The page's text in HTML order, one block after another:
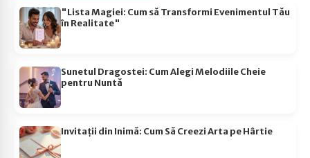
"Lista Magiei: Cum să Transformi Evenimentul Tău
în Realitate"
Sunetul Dragostei: Cum Alegi Melodiile Cheie
pentru Nuntă
Invitații din Inimă: Cum Să Creezi Arta pe Hârtie